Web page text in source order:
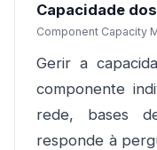
Capacidade
Component Capacity
Gerir a
componente
rede, bases
responde à